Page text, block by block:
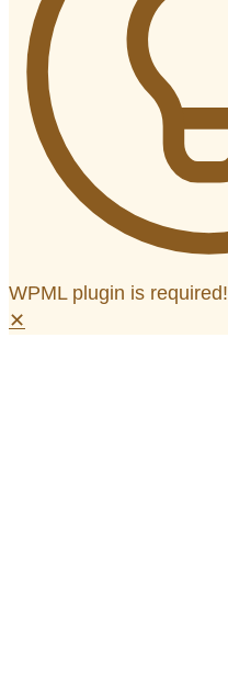
WPML plugin is required!
✕